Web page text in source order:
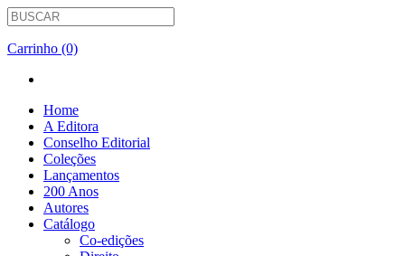
Carrinho (0)
Home
A Editora
Conselho Editorial
Coleções
Lançamentos
200 Anos
Autores
Catálogo
Co-edições